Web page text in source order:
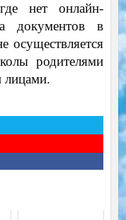
нет онлайн-
документов в
осуществляется
родителями
лицами.